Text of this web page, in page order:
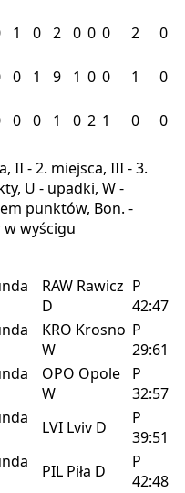
1 0 2 0 0 0 2
0
0 1 9 1 0 0 1
0
0 0 1 0 2 1 0 0
II - 2. miejsca, III - 3.
U - upadki, W -
punktów, Bon. -
w wyścigu
RAW Rawicz
D
P
42:47
KRO Krosno
W
P
29:61
OPO Opole
W
P
32:57
LVI Lviv D
P
39:51
PIL Piła D
P
42:48